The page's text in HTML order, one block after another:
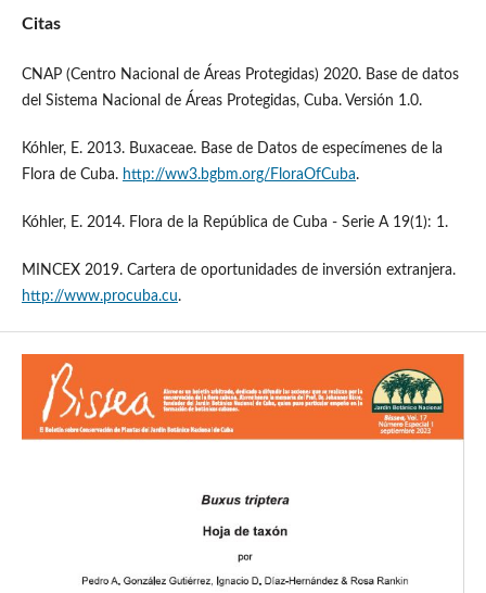
Citas
CNAP (Centro Nacional de Áreas Protegidas) 2020. Base de datos
del Sistema Nacional de Áreas Protegidas, Cuba. Versión 1.0.
Kóhler, E. 2013. Buxaceae. Base de Datos de especímenes de la
Flora de Cuba. http://ww3.bgbm.org/FloraOfCuba.
Kóhler, E. 2014. Flora de la República de Cuba - Serie A 19(1): 1.
MINCEX 2019. Cartera de oportunidades de inversión extranjera.
http://www.procuba.cu.